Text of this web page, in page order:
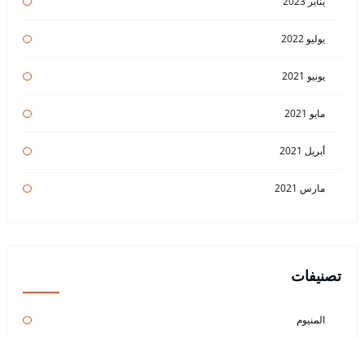
يوليو 2022
يونيو 2021
مايو 2021
أبريل 2021
مارس 2021
تصنيفات
المنيوم